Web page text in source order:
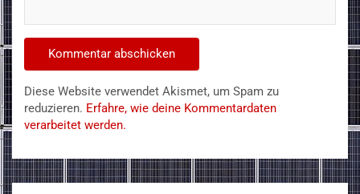
Diese Website verwendet Akismet, um Spam zu
reduzieren. Erfahre, wie deine Kommentardaten
verarbeitet werden.